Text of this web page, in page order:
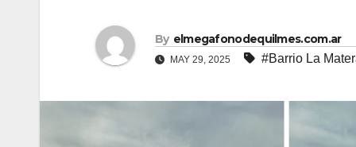
By elmegafonodequilmes.com.ar
MAY 29, 2025 #Barrio La